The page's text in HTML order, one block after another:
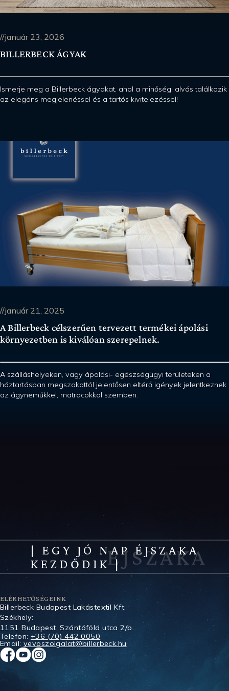
//január 23, 2026
BILLERBECK ÁGYAK
Ismerje meg a Billerbeck ágyakat, ahol a minőségi alvás találkozik
az elegáns megjelenéssel és a tartós kivitelezéssel!
//január 21, 2025
A Billerbeck célszerűen tervezett termékei ápolási
környezetben is kiválóan szerepelnek.
A szálláshelyeken, vagy ápolási- egészségügyi területeken a
háztartásban megszokottól jelentősen eltérő igények jelentkeznek
az ágyneműkkel, matracokkal szemben.
| EGY JÓ NAP ÉJSZAKA
KEZDŐDIK |
ELÉRHETŐSÉGEINK
Billerbeck Budapest Lakástextil Kft.
Székhely:
1151 Budapest, Szántóföld utca 2/b.
Telefon: +36 (70) 442 0050
Email:vevoszolgalat@billerbeck.hu